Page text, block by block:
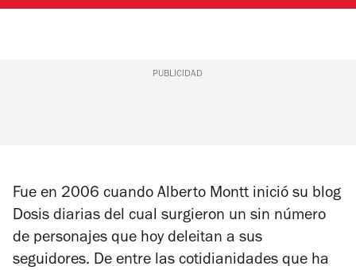
PUBLICIDAD
Fue en 2006 cuando Alberto Montt inició su blog
Dosis diarias del cual surgieron un sin número
de personajes que hoy deleitan a sus
seguidores. De entre las cotidianidades que ha